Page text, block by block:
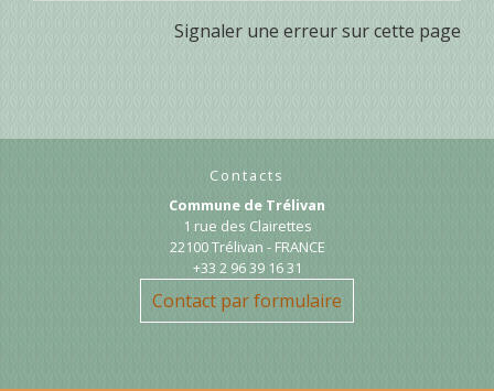
Signaler une erreur sur cette page
Contacts
Commune de Trélivan
1 rue des Clairettes
22100 Trélivan - FRANCE
+33 2 96 39 16 31
Contact par formulaire